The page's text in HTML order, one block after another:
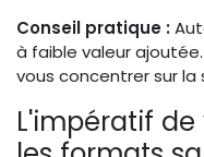
Conseil pratique :
à faible valeur
vous concentrer sur
L'impératif